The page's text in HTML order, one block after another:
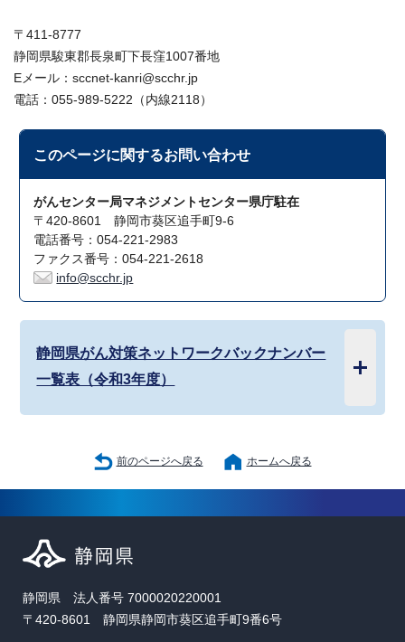
〒411-8777
静岡県駿東郡長泉町下長窪1007番地
Eメール：sccnet-kanri@scchr.jp
電話：055-989-5222（内線2118）
このページに関するお問い合わせ
がんセンター局マネジメントセンター県庁駐在
〒420-8601 静岡市葵区追手町9-6
電話番号：054-221-2983
ファクス番号：054-221-2618
info@scchr.jp
静岡県がん対策ネットワークバックナンバー
一覧表（令和3年度）
前のページへ戻る ホームへ戻る
静岡県 法人番号 7000020220001
〒420-8601 静岡県静岡市葵区追手町9番6号